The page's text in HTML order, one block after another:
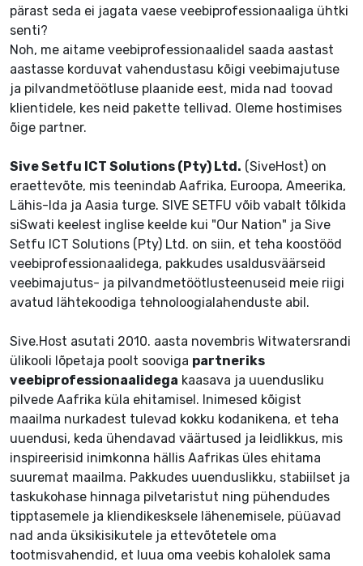
pärast seda ei jagata vaese veebiprofessionaaliga ühtki
senti?
Noh, me aitame veebiprofessionaalidel saada aastast
aastasse korduvat vahendustasu kõigi veebimajutuse
ja pilvandmetöötluse plaanide eest, mida nad toovad
klientidele, kes neid pakette tellivad. Oleme hostimises
õige partner.
Sive Setfu ICT Solutions (Pty) Ltd. (SiveHost) on
eraettevõte, mis teenindab Aafrika, Euroopa, Ameerika,
Lähis-Ida ja Aasia turge. SIVE SETFU võib vabalt tõlkida
siSwati keelest inglise keelde kui "Our Nation" ja Sive
Setfu ICT Solutions (Pty) Ltd. on siin, et teha koostööd
veebiprofessionaalidega, pakkudes usaldusväärseid
veebimajutus- ja pilvandmetöötlusteenuseid meie riigi
avatud lähtekoodiga tehnoloogialahenduste abil.
Sive.Host asutati 2010. aasta novembris Witwatersrandi
ülikooli lõpetaja poolt sooviga partneriks
veebiprofessionaalidega kaasava ja uuendusliku
pilvede Aafrika küla ehitamisel. Inimesed kõigist
maailma nurkadest tulevad kokku kodanikena, et teha
uuendusi, keda ühendavad väärtused ja leidlikkus, mis
inspireerisid inimkonna hällis Aafrikas üles ehitama
suuremat maailma. Pakkudes uuenduslikku, stabiilset ja
taskukohase hinnaga pilvetaristut ning pühendudes
tipptasemele ja kliendikesksele lähenemisele, püüavad
nad anda üksikisikutele ja ettevõtetele oma
tootmisvahendid, et luua oma veebis kohalolek sama